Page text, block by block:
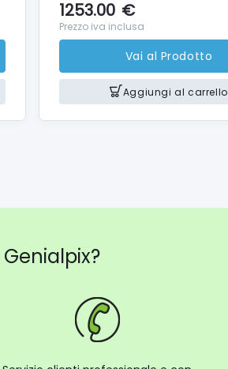
1253.00 €
Prezzo iva inclusa
Vai al Prodotto
Aggiungi al carrello